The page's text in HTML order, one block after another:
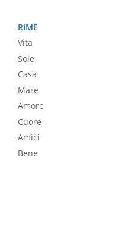
RIME
Vita
Sole
Casa
Mare
Amore
Cuore
Amici
Bene